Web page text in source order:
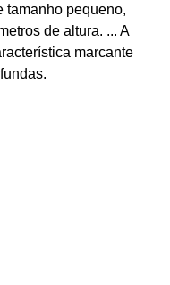
tamanho pequeno,
de altura. ... A
marcante